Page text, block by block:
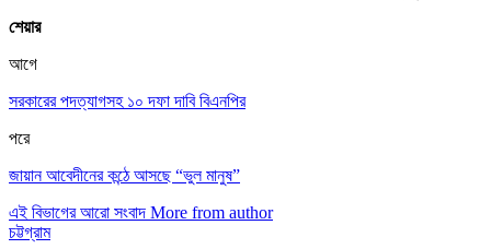
শেয়ার
আগে
সরকারের পদত্যাগসহ ১০ দফা দাবি বিএনপির
পরে
জায়ান আবেদীনের কন্ঠে আসছে “ভুল মানুষ”
এই বিভাগের আরো সংবাদ More from author
চট্টগ্রাম